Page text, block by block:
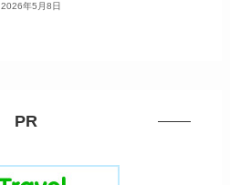
2026年5月8日
PR